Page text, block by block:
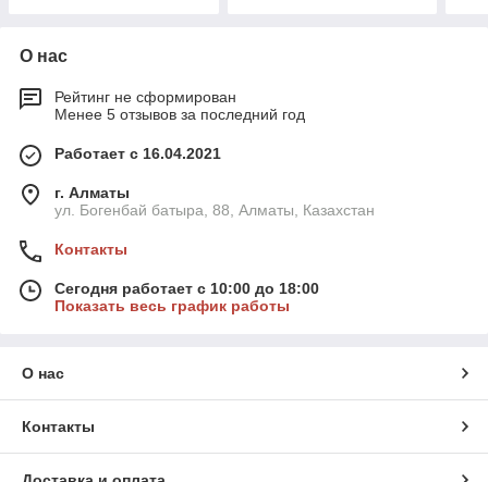
О нас
Рейтинг не сформирован
Менее 5 отзывов за последний год
Работает с 16.04.2021
г. Алматы
ул. Богенбай батыра, 88, Алматы, Казахстан
Контакты
Сегодня работает с 10:00 до 18:00
Показать весь график работы
О нас
Контакты